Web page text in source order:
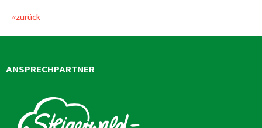
«zurück
ANSPRECHPARTNER